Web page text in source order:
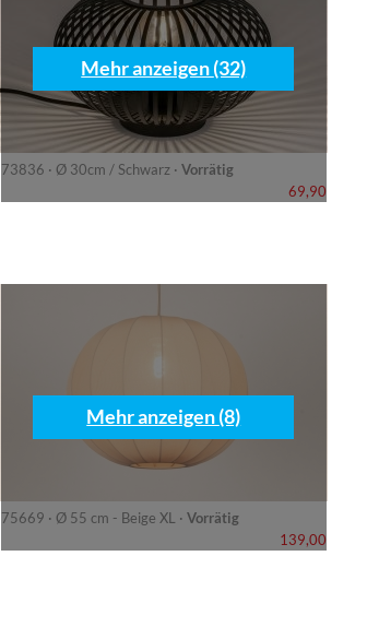
73836 · Ø 30cm / Schwarz · Vorrätig
69,90
Mehr anzeigen (32)
75669 · Ø 55 cm - Beige XL · Vorrätig
139,00
Mehr anzeigen (8)